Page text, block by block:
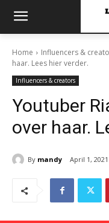
Home Influencers &
haar. Lees hier verder.
Influencers & creators
Youtuber
over haar.
By mandy April 1, 2021